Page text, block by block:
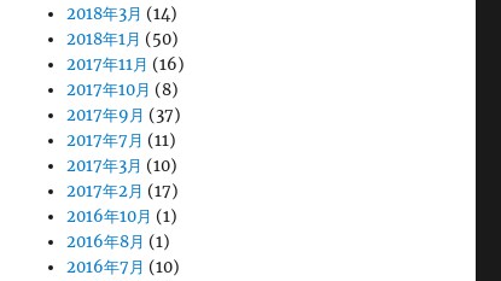
2018年3月 (14)
2018年1月 (50)
2017年11月 (16)
2017年10月 (8)
2017年9月 (37)
2017年7月 (11)
2017年3月 (10)
2017年2月 (17)
2016年10月 (1)
2016年8月 (1)
2016年7月 (10)